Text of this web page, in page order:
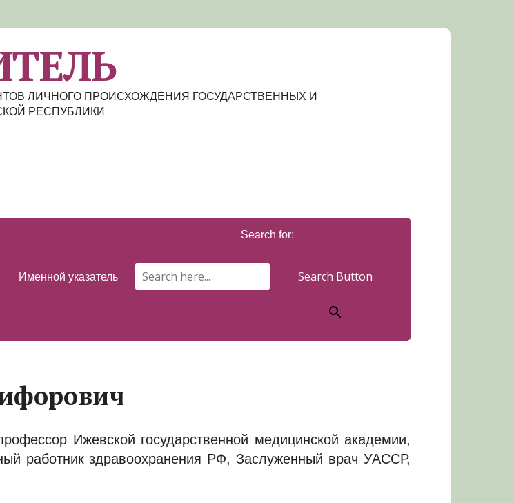
ЛИЧНОГО ПРОИСХОЖДЕНИЯ ГОСУДАРСТВЕННЫХ И
РЕСПУБЛИКИ
Именной указатель
Search for:
Search Button
Ижевской государственной медицинской академии,
работник здравоохранения РФ, Заслуженный врач УАССР,